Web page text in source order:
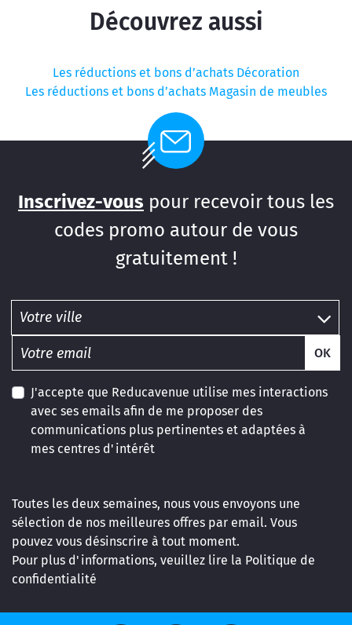
Découvrez aussi
Les réductions et bons d’achats Décoration
Les réductions et bons d’achats Magasin de meubles
Inscrivez-vous pour recevoir tous les
codes promo autour de vous
gratuitement !
OK
J'accepte que Reducavenue utilise mes interactions
avec ses emails afin de me proposer des
communications plus pertinentes et adaptées à
mes centres d'intérêt
Toutes les deux semaines, nous vous envoyons une
sélection de nos meilleures offres par email. Vous
pouvez vous désinscrire à tout moment.
Pour plus d'informations, veuillez lire la Politique de
confidentialité